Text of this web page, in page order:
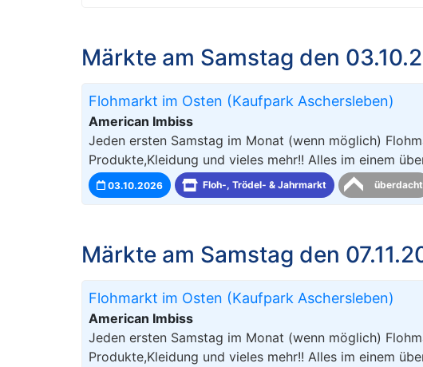
Märkte am Samstag den
Flohmarkt im Osten (Kaufpark Aschersleben)
American Imbiss
Jeden ersten Samstag im Monat (wenn möglich)
Produkte,Kleidung und vieles mehr!! Alles im einem
03.10.2026 Floh-, Trödel- & Jahrmarkt überdacht
Märkte am Samstag den
Flohmarkt im Osten (Kaufpark Aschersleben)
American Imbiss
Jeden ersten Samstag im Monat (wenn möglich)
Produkte,Kleidung und vieles mehr!! Alles im einem